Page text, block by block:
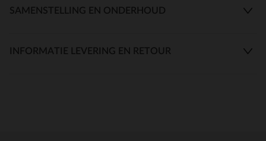
SAMENSTELLING EN ONDERHOUD
INFORMATIE LEVERING EN RETOUR